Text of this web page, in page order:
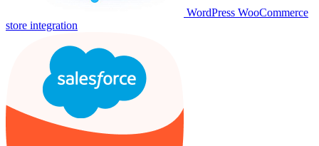
WordPress WooCommerce
store integration